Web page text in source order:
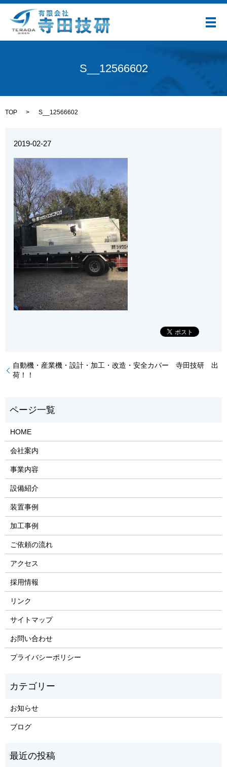
メ
S__12566602
TOP S__12566602
2019-02-27
自動機・産業機・設計・加工・改造・安全カバー 寺田技研 出
荷！！
HOME
会社案内
事業内容
設備紹介
装置事例
加工事例
ご依頼の流れ
アクセス
採用情報
リンク
サイトマップ
お問い合わせ
プライバシーポリシー
お知らせ
ブログ